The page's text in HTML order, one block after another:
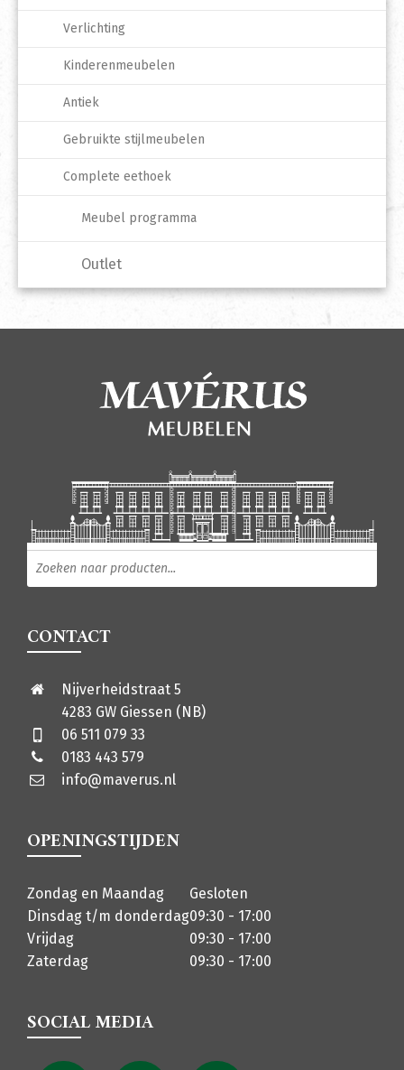
Verlichting
Kinderenmeubelen
Antiek
Gebruikte stijlmeubelen
Complete eethoek
Meubel programma
Outlet
Producten zoeken
CONTACT
Nijverheidstraat 5
4283 GW Giessen (NB)
06 511 079 33
0183 443 579
info@maverus.nl
OPENINGSTIJDEN
Zondag en Maandag
Gesloten
Dinsdag t/m donderdag09:30 - 17:00
Vrijdag
09:30 - 17:00
Zaterdag
09:30 - 17:00
SOCIAL MEDIA